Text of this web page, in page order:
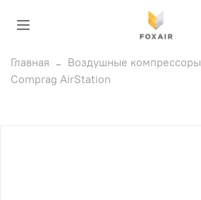
Главная Воздушные компрессоры
Comprag AirStation